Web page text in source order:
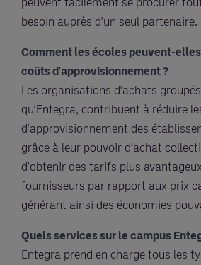
besoin auprès d'un seul partenaire.
Comment les écoles peuvent-
coûts d'approvisionnement ?
Les organisations d'achats groupés
qu'Entegra, contribuent à réduire
d'approvisionnement des
grâce à leur pouvoir d'achat
d'obtenir des tarifs plus
fournisseurs par rapport aux prix
générant ainsi des économies
Quels services sur le campus
Entegra prend en charge tous les